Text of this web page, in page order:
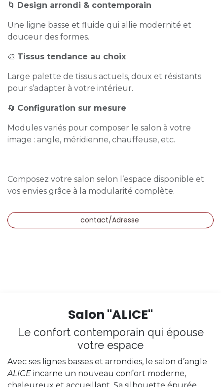
🌀 Design arrondi & contemporain
Une ligne basse et fluide qui allie modernité et
douceur des formes.
🎨 Tissus tendance au choix
Large palette de tissus actuels, doux et résistants
pour s’adapter à votre intérieur.
🔄 Configuration sur mesure
Modules variés pour composer le salon à votre
image : angle, méridienne, chauffeuse, etc.
Composez votre salon selon l’espace disponible et
vos envies grâce à la modularité complète.
contact/Adresse
Salon "ALICE"
Le confort contemporain qui épouse
votre espace
Avec ses lignes basses et arrondies, le salon d’angle
ALICE incarne un nouveau confort moderne,